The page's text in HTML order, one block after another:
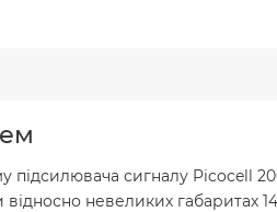
підсилювача сигналу Picocell
невеликих габаритах